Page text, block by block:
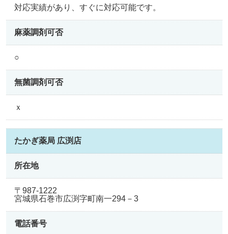
対応実績があり、すぐに対応可能です。
麻薬調剤可否
○
無菌調剤可否
ｘ
たかぎ薬局 広渕店
所在地
〒987-1222
宮城県石巻市広渕字町南一294－3
電話番号